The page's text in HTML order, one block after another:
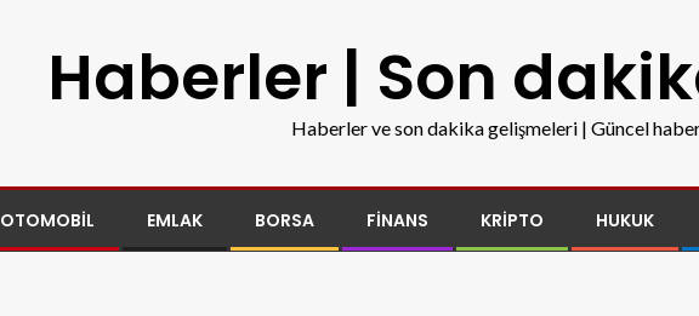
Haberler | Son
Haberler ve son dakika gelişmeleri | Güncel
OTOMOBIL EMLAK BORSA FINANS KRIPTO HUKUK